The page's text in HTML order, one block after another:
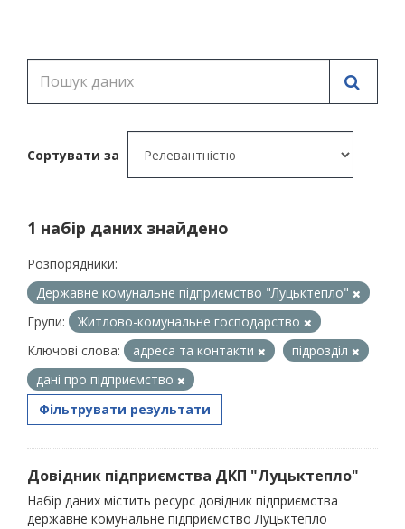
Сортувати за
1 набір даних знайдено
Розпорядники:
Державне комунальне підприємство "Луцьктепло"
Групи:
Житлово-комунальне господарство
Ключові слова:
адреса та контакти
підрозділ
дані про підприємство
Фільтрувати результати
Довідник підприємства ДКП "Луцьктепло"
Набір даних містить ресурс довідник підприємства
державне комунальне підприємство Луцьктепло